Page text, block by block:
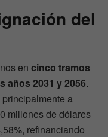
del
en cinco tramos
años 2031 y 2056.
a
millones de dólares
refinanciando